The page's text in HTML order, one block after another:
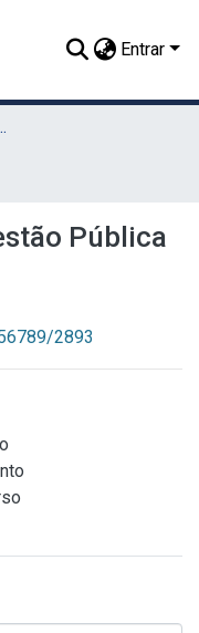
Entrar
Tecnologia (UAEADTec)
Pública
2893